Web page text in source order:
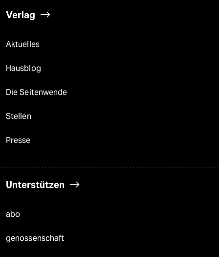
Verlag
Aktuelles
Hausblog
Die Seitenwende
Stellen
Presse
Unterstützen
abo
genossenschaft